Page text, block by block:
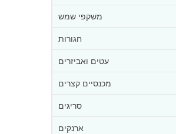
משקפי שמש
חגורות
עטים ואביזרים
מכנסיים קצרים
סריגים
ארנקים